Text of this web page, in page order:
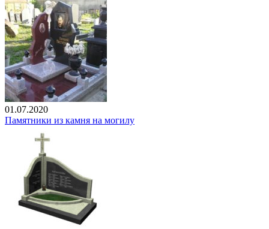
01.07.2020
Памятники из камня на могилу